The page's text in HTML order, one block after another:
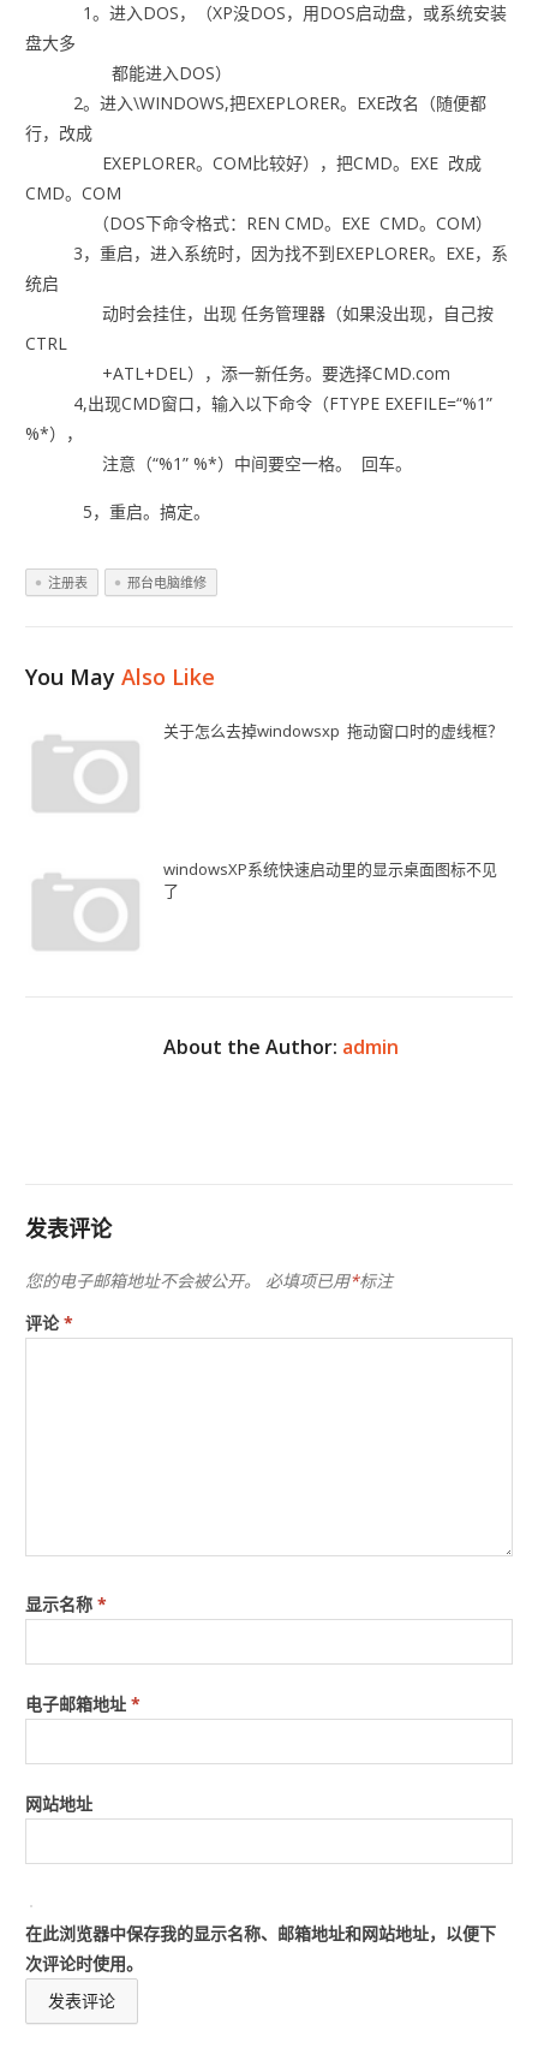
1。进入DOS，（XP没DOS，用DOS启动盘，或系统安装
盘大多
都能进入DOS）
2。进入\WINDOWS,把EXEPLORER。EXE改名（随便都
行，改成
EXEPLORER。COM比较好），把CMD。EXE 改成
CMD。COM
（DOS下命令格式：REN CMD。EXE CMD。COM）
3，重启，进入系统时，因为找不到EXEPLORER。EXE，系
统启
动时会挂住，出现 任务管理器（如果没出现，自己按
CTRL
+ATL+DEL），添一新任务。要选择CMD.com
4,出现CMD窗口，输入以下命令（FTYPE EXEFILE=“%1”
%*），
注意（“%1” %*）中间要空一格。 回车。
5，重启。搞定。
注册表 邢台电脑维修
You MayAlso Like
关于怎么去掉windowsxp 拖动窗口时的虚线框？
windowsXP系统快速启动里的显示桌面图标不见
了
About the Author: admin
发表评论
您的电子邮箱地址不会被公开。 必填项已用*标注
评论*
显示名称*
电子邮箱地址*
网站地址
在此浏览器中保存我的显示名称、邮箱地址和网站地址，以便下
次评论时使用。